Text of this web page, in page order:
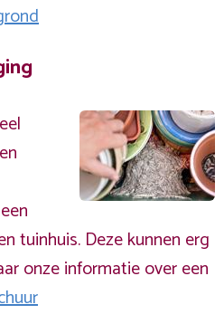
tuinhuis. Deze kunnen erg
onze informatie over een